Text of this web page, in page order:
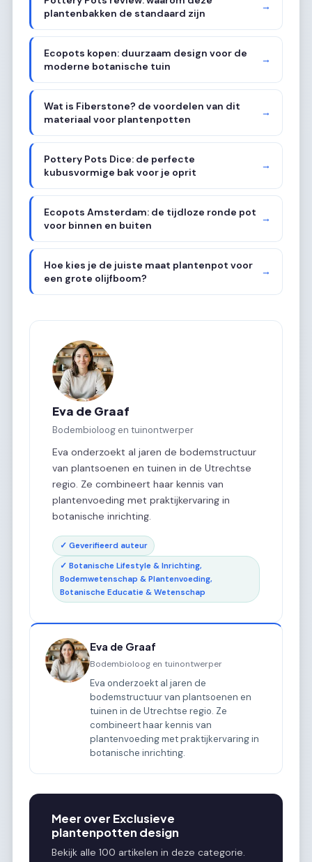
plantenbakken de standaard zijn
→
Ecopots kopen: duurzaam design voor de
moderne botanische tuin
→
Wat is Fiberstone? de voordelen van dit
materiaal voor plantenpotten
→
Pottery Pots Dice: de perfecte
kubusvormige bak voor je oprit
→
Ecopots Amsterdam: de tijdloze ronde pot
voor binnen en buiten
→
Hoe kies je de juiste maat plantenpot voor
een grote olijfboom?
→
Eva de Graaf
Bodembioloog en tuinontwerper
Eva onderzoekt al jaren de bodemstructuur
van plantsoenen en tuinen in de Utrechtse
regio. Ze combineert haar kennis van
plantenvoeding met praktijkervaring in
botanische inrichting.
✓ Geverifieerd auteur
✓ Botanische Lifestyle & Inrichting,
Bodemwetenschap & Plantenvoeding,
Botanische Educatie & Wetenschap
Eva de Graaf
Bodembioloog en tuinontwerper
Eva onderzoekt al jaren de
bodemstructuur van plantsoenen en
tuinen in de Utrechtse regio. Ze
combineert haar kennis van
plantenvoeding met praktijkervaring in
botanische inrichting.
Meer over Exclusieve
plantenpotten design
Bekijk alle 100 artikelen in deze categorie.